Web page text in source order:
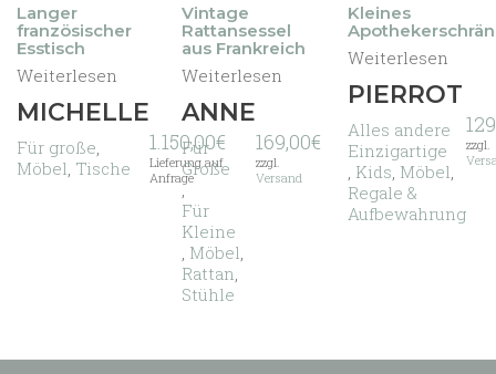
Langer
französischer
Esstisch
Weiterlesen
MICHELLE
Für große
Möbel Tische
1.150,00€
Lieferung auf
Anfrage
Vintage
Rattansessel
aus Frankreich
Weiterlesen
ANNE
Für
Große
,
Für
Kleine
Möbel
Rattan
Stühle
169,00€
zzgl.
Versand
Kleines
Weiterlesen
PIERROT
Alles andere
Einzigartige
Kids Möbel
Regale &
Aufbewahrung
zzgl.